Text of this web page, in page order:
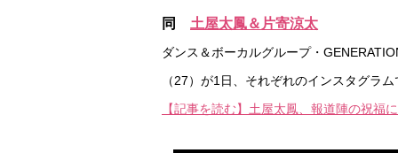
同 土屋太鳳＆片寄涼太
ダンス＆ボーカルグループ・
（27）が1日、それぞれのインスタグラ
【記事を読む】土屋太鳳、報道陣の祝